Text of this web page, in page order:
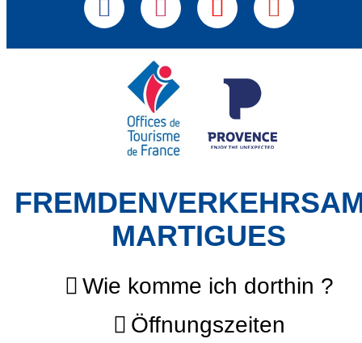
MARTIGUES
Wie komme ich dorthin ?
Öffnungszeiten